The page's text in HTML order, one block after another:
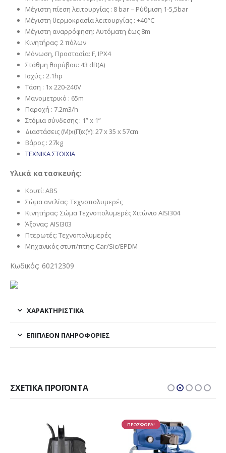
Μέγιστη πίεση λειτουργίας : 8 bar – Ρύθμιση 1-5,5bar
Μέγιστη θερμοκρασία λειτουργίας : +40°C
Μέγιστη αναρρόφηση: Αυτόματη έως 8m
Κινητήρας: 2 πόλων
Μόνωση, Προστασία: F, IPX4
Στάθμη θορύβου: 43 dB(A)
Ισχύς : 2.1hp
Τάση : 1x 220-240V
Μανομετρικό : 65m
Παροχή : 7.2m3/h
Στόμια σύνδεσης : 1” x 1”
Διαστάσεις (Μ)x(Π)x(Υ): 27 x 35 x 57cm
Βάρος : 27kg
ΤΕΧΝΙΚΑ ΣΤΟΙΧΙΑ
Υλικά κατασκευής:
Κουτί: ABS
Σώμα αντλίας: Τεχνοπολυμερές
Κινητήρας: Σώμα Τεχνοπολυμερές Χιτώνιο AISI304
Άξονας: AISI303
Πτερωτές: Τεχνοπολυμερές
Μηχανικός στυπ/πτης: Car/Sic/EPDM
Κωδικός: 60212309
ΧΑΡΑΚΤΗΡΙΣΤΙΚΑ
ΕΠΙΠΛΈΟΝ ΠΛΗΡΟΦΟΡΊΕΣ
ΣΧΕΤΙΚΆ ΠΡΟΪΌΝΤΑ
ΠΡΟΣΦΟΡΑ! ΠΡΟΣΦΟΡΑ!